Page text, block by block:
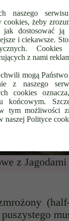
naszego
cookies, żeby
dostosować ją
i ciekawsze.
z nami
mogą
z naszego
cookies
końcowym.
tym możliwości
naszej Polityce
z